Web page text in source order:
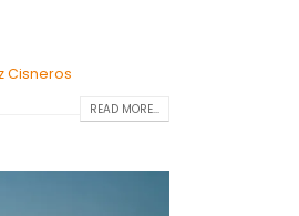
Cisneros
READ MORE...